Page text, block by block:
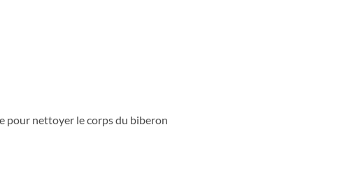
pour nettoyer le corps du biberon